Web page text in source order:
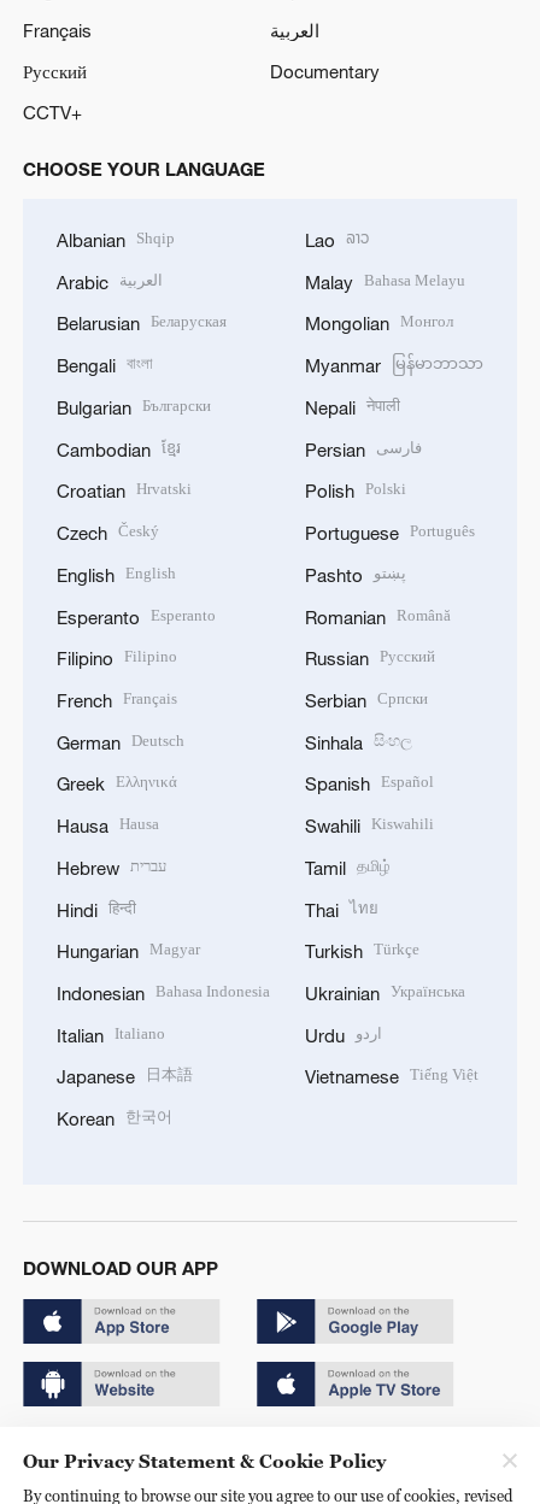
Français
العربية
Русский
Documentary
CCTV+
CHOOSE YOUR LANGUAGE
Albanian Shqip
Arabic العربية
Belarusian Беларуская
Bengali বাংলা
Bulgarian Български
Cambodian ខ្មែរ
Croatian Hrvatski
Czech Český
English English
Esperanto Esperanto
Filipino Filipino
French Français
German Deutsch
Greek Ελληνικά
Hausa Hausa
Hebrew עברית
Hindi हिन्दी
Hungarian Magyar
Indonesian Bahasa Indonesia
Italian Italiano
Japanese 日本語
Korean 한국어
Lao ລາວ
Malay Bahasa Melayu
Mongolian Монгол
Myanmar မြန်မာဘာသာ
Nepali नेपाली
Persian فارسی
Polish Polski
Portuguese Português
Pashto پښتو
Romanian Română
Russian Русский
Serbian Српски
Sinhala සිංහල
Spanish Español
Swahili Kiswahili
Tamil தமிழ்
Thai ไทย
Turkish Türkçe
Ukrainian Українська
Urdu اردو
Vietnamese Tiếng Việt
DOWNLOAD OUR APP
京ICP备20000184号
Our Privacy Statement & Cookie Policy
By continuing to browse our site you agree to our use of cookies, revised